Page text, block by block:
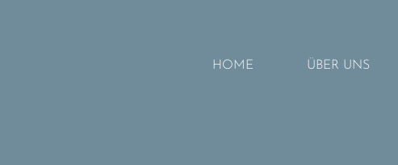
HOME ÜBER UNS